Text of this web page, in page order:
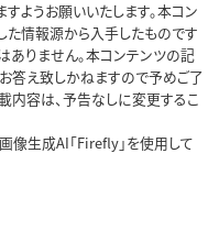
ようお願いいたします。本コン
た情報源から入手したものです
りません。本コンテンツの記
答え致しかねますので予めご了
内容は、予告なしに変更するこ
像生成AI「Firefly」を使用して